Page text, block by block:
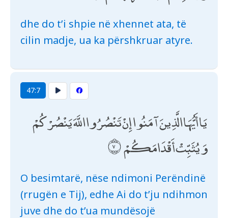
dhe do t’i shpie në xhennet ata, të
cilin madje, ua ka përshkruar atyre.
47:7
يَا أَيُّهَا الَّذِينَ آمَنُوا إِنْ تَنْصُرُوا اللَّهَ يَنْصُرْكُمْ
وَيُثَبِّتْ أَقْدَامَكُمْ
O besimtarë, nëse ndimoni Perëndinë
(rrugën e Tij), edhe Ai do t’ju ndihmon
juve dhe do t’ua mundësojë